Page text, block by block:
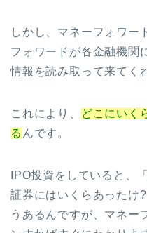
しかし、マネーフォワー
フォワードが各金融機関
情報を読み取って来てく
これにより、
どこにいく
る んです。
IPO投資をしていると、
証券にはいくらあったけ
うあるんですが、マネー